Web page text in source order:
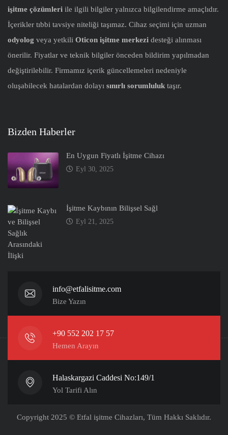
işitme çözümleri ile ilgili bilgiler yalnızca bilgilendirme amaçlıdır.
İçerikler tıbbi tavsiye niteliği taşımaz. Cihaz seçimi için uzman
odyolog veya yetkili Oticon işitme merkezi desteği alınması
önerilir. Fiyatlar ve teknik bilgiler önceden bildirim yapılmadan
değiştirilebilir. Firmamız içerik güncellemeleri nedeniyle
oluşabilecek hatalardan dolayı sınırlı sorumluluk taşır.
Bizden Haberler
En Uygun Fiyatlı İşitme Cihazı
Eyl 30, 2025
İşitme Kaybının Bilişsel Sağl
Eyl 21, 2025
info@etfalisitme.com
Bize Yazın
+90 552 202 17 57
Hemen Arayın
Halaskargazi Caddesi No:149/1
Yol Tarifi Alın
Copyright 2025 © Etfal işitme Cihazları, Tüm Hakkı Saklıdır.